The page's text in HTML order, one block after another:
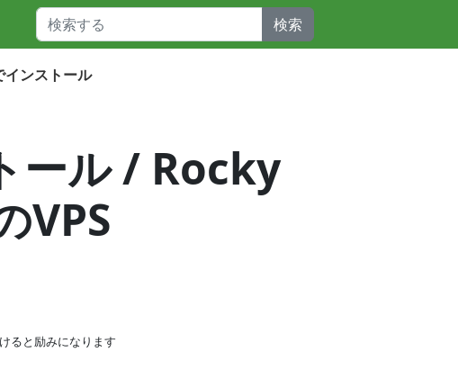
検索
ンストール
ール / Rocky
VPS
ると励みになります